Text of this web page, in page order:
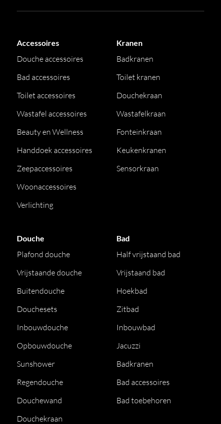
Accessoires
Douche accessoires
Bad accessoires
Toilet accessoires
Wastafel accessoires
Beauty en Wellness
Handdoek accessoires
Zeepaccessoires
Woonaccessoires
Verlichting
Kranen
Badkranen
Toilet kranen
Douchekraan
Wastafelkraan
Fonteinkraan
Keukenkranen
Sensorkraan
Douche
Plafond douche
Vrijstaande douche
Buitendouche
Douchesets
Inbouwdouche
Opbouwdouche
Sunshower
Regendouche
Douchewand
Douchekraan
Bad
Half vrijstaand bad
Vrijstaand bad
Hoekbad
Zitbad
Inbouwbad
Jacuzzi
Badkranen
Bad accessoires
Bad toebehoren